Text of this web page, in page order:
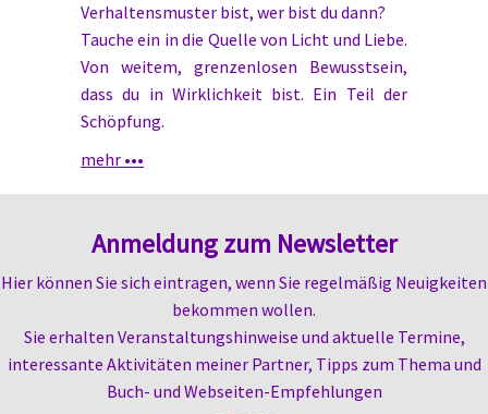
Verhaltensmuster bist, wer bist du dann?
Tauche ein in die Quelle von Licht und Liebe.
Von weitem, grenzenlosen Bewusstsein,
dass du in Wirklichkeit bist. Ein Teil der
Schöpfung.
mehr •••
Anmeldung zum Newsletter
Hier können Sie sich eintragen, wenn Sie regelmäßig Neuigkeiten
bekommen wollen.
Sie erhalten Veranstaltungshinweise und aktuelle Termine,
interessante Aktivitäten meiner Partner, Tipps zum Thema und
Buch- und Webseiten-Empfehlungen